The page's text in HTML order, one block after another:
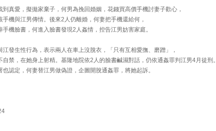
到真愛，擬拋家棄子，何男為挽回婚姻，花錢買高價手機討妻子歡心，
手機與江男傳情。後來2人仍離婚，何妻把手機還給何，
手機臉書，何進入臉書發現2人姦情，控告江男妨害家庭。
江發生性行為，表示兩人在車上沒脫衣，「只有互相愛撫、磨蹭」，
自禁，在她身上射精。基隆地院依2人的臉書鹹濕對話，仍依通姦罪判江男4月徒刑。
也認定，何妻替江男做偽證，企圖開脫通姦罪，將她起訴。